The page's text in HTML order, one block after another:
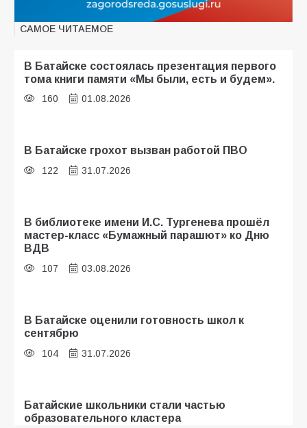
САМОЕ ЧИТАЕМОЕ
В Батайске состоялась презентация первого
тома книги памяти «Мы были, есть и будем».
160 01.08.2026
В Батайске грохот вызван работой ПВО
122 31.07.2026
В библиотеке имени И.С. Тургенева прошёл
мастер-класс «Бумажный парашют» ко Дню
ВДВ
107 03.08.2026
В Батайске оценили готовность школ к
сентябрю
104 31.07.2026
Батайские школьники стали частью
образовательного кластера